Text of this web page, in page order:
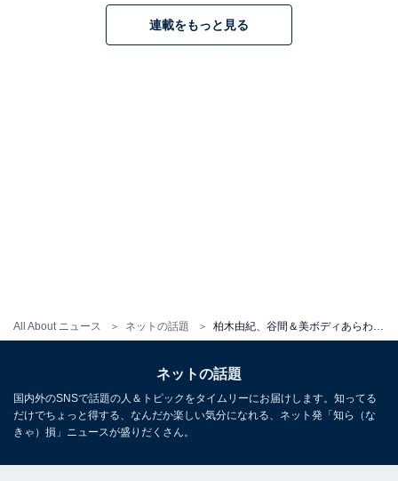
All About ニュース ネットの話題
連載をもっと見る
ネットの話題
国内外のSNSで話題の人＆トピックをタイムリーにお届けします。知ってる
だけでちょっと得する、なんだか楽しい気分になれる、ネット発「知ら（な
きゃ）損」ニュースが盛りだくさん。